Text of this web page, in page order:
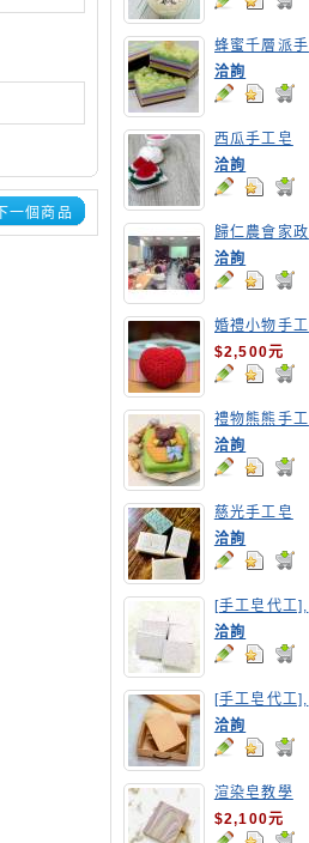
蜂蜜千層派手
工皂
洽詢
西瓜手工皂
洽詢
歸仁農會家政
專案計畫-酵
素清潔液研習
座談
洽詢
婚禮小物手工
皂教學
$2,500元
禮物熊熊手工
皂
洽詢
慈光手工皂
洽詢
[手工皂代工],
紅豆手工皂
洽詢
[手工皂代工],
胡蘿蔔手工皂
洽詢
渲染皂教學
$2,100元
下一個商品